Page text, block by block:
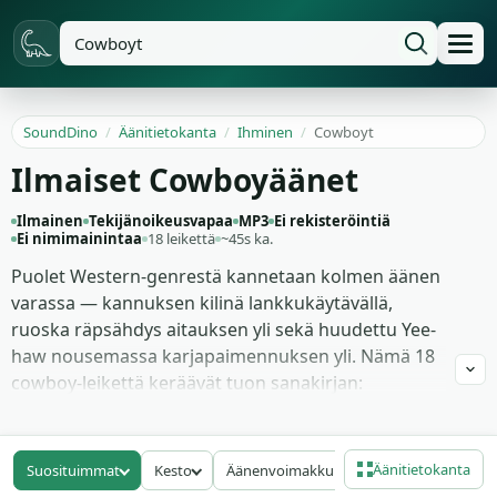
SoundDino / Äänitietokanta / Ihminen / Cowboyt
Ilmaiset Cowboyäänet
Ilmainen Tekijänoikeusvapaa MP3 Ei rekisteröintiä
Ei nimimainintaa 18 leikettä ~45s ka.
Puolet Western-genrestä kannetaan kolmen äänen
varassa — kannuksen kilinä lankkukäytävällä,
ruoska räpsähdys aitauksen yli sekä huudettu Yee-
haw nousemassa karjapaimennuksen yli. Nämä 18
cowboy-leikettä keräävät tuon sanakirjan:
sävelkorkeuksilla, terävämmät ruoska-
räpsähdykset taltioituna tarpeeksi läheltä
pitääkseen napsahduksen yksityiskohdan,
Suosituimmat Kesto Äänenvoimakkuus Bittinopeus
Äänitietokanta